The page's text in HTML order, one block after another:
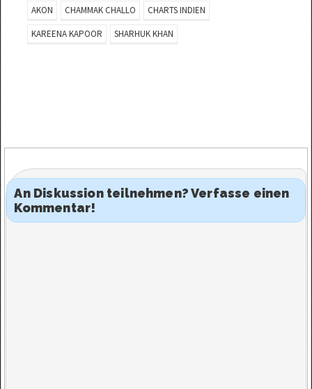
AKON CHAMMAK CHALLO
CHARTS INDIEN
KAREENA KAPOOR
SHARHUK KHAN
An Diskussion teilnehmen? Verfasse einen
Kommentar!